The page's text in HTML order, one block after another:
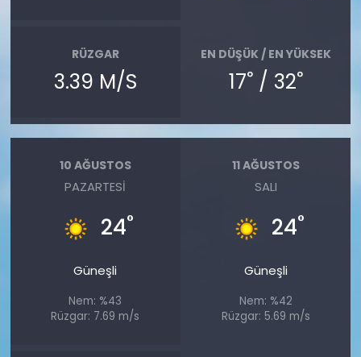
RÜZGAR
3.39 M/S
EN DÜŞÜK / EN YÜKSEK
17°/ 32°
10 AĞUSTOS
PAZARTESI
24°
Güneşli
Nem: %43
Rüzgar: 7.69 m/s
11 AĞUSTOS
SALI
24°
Güneşli
Nem: %42
Rüzgar: 5.69 m/s